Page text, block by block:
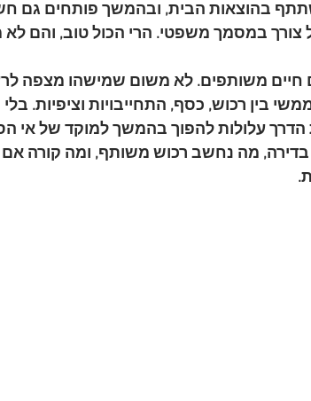
בהוצאות הבית, ובהמשך פותחים גם
במסמך משפטי. הרי הכול טוב, והם לא
חיים משותפים. לא משום שמישהו מצפה
בין רכוש, כסף, התחייבויות וציפיות.
עלולות להפוך בהמשך למוקד של אי
בדירה, מה נחשב רכוש משותף, ומה קורה